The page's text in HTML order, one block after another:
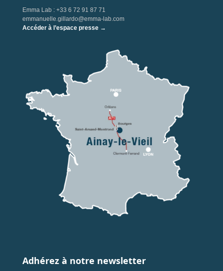
Emma Lab : +33 6 72 91 87 71
emmanuelle.gillardo@emma-lab.com
Accéder à l’espace presse →
Adhérez à notre newsletter